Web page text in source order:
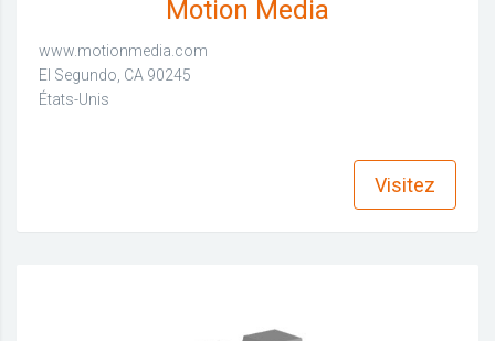
Motion Media
www.motionmedia.com
El Segundo, CA 90245
États-Unis
Visitez